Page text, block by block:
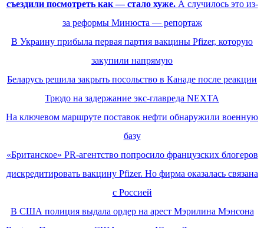
съездили посмотреть как — стало хуже. А случилось это из-
за реформы Минюста — репортаж
В Украину прибыла первая партия вакцины Pfizer, которую
закупили напрямую
Беларусь решила закрыть посольство в Канаде после реакции
Трюдо на задержание экс-главреда NEXTA
На ключевом маршруте поставок нефти обнаружили военную
базу
«Британское» PR-агентство попросило французских блогеров
дискредитировать вакцину Pfizer. Но фирма оказалась связана
с Россией
В США полиция выдала ордер на арест Мэрилина Мэнсона